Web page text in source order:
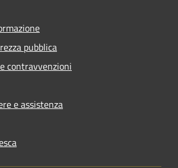
pubblica
contravvenzioni
e assistenza